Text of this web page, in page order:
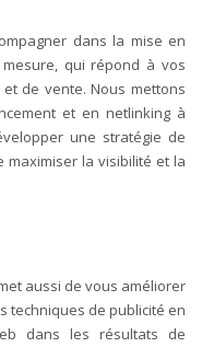
dans la mise en
qui répond à vos
et de vente.Nous mettons
et en netlinking à
une stratégie de
maximiser la visibilité et la
aussi de vous améliorer
techniques de publicité en
dans les résultats de